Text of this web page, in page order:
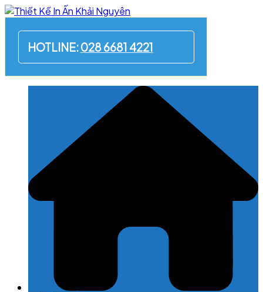
Skip
content
HOTLINE:028 6681 4221